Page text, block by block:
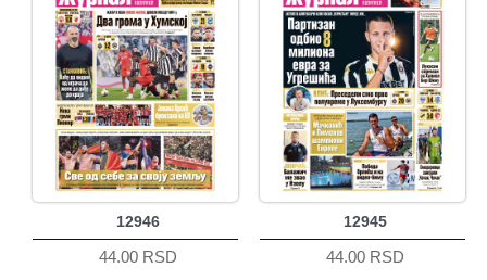
12946
44.00 RSD
12945
44.00 RSD